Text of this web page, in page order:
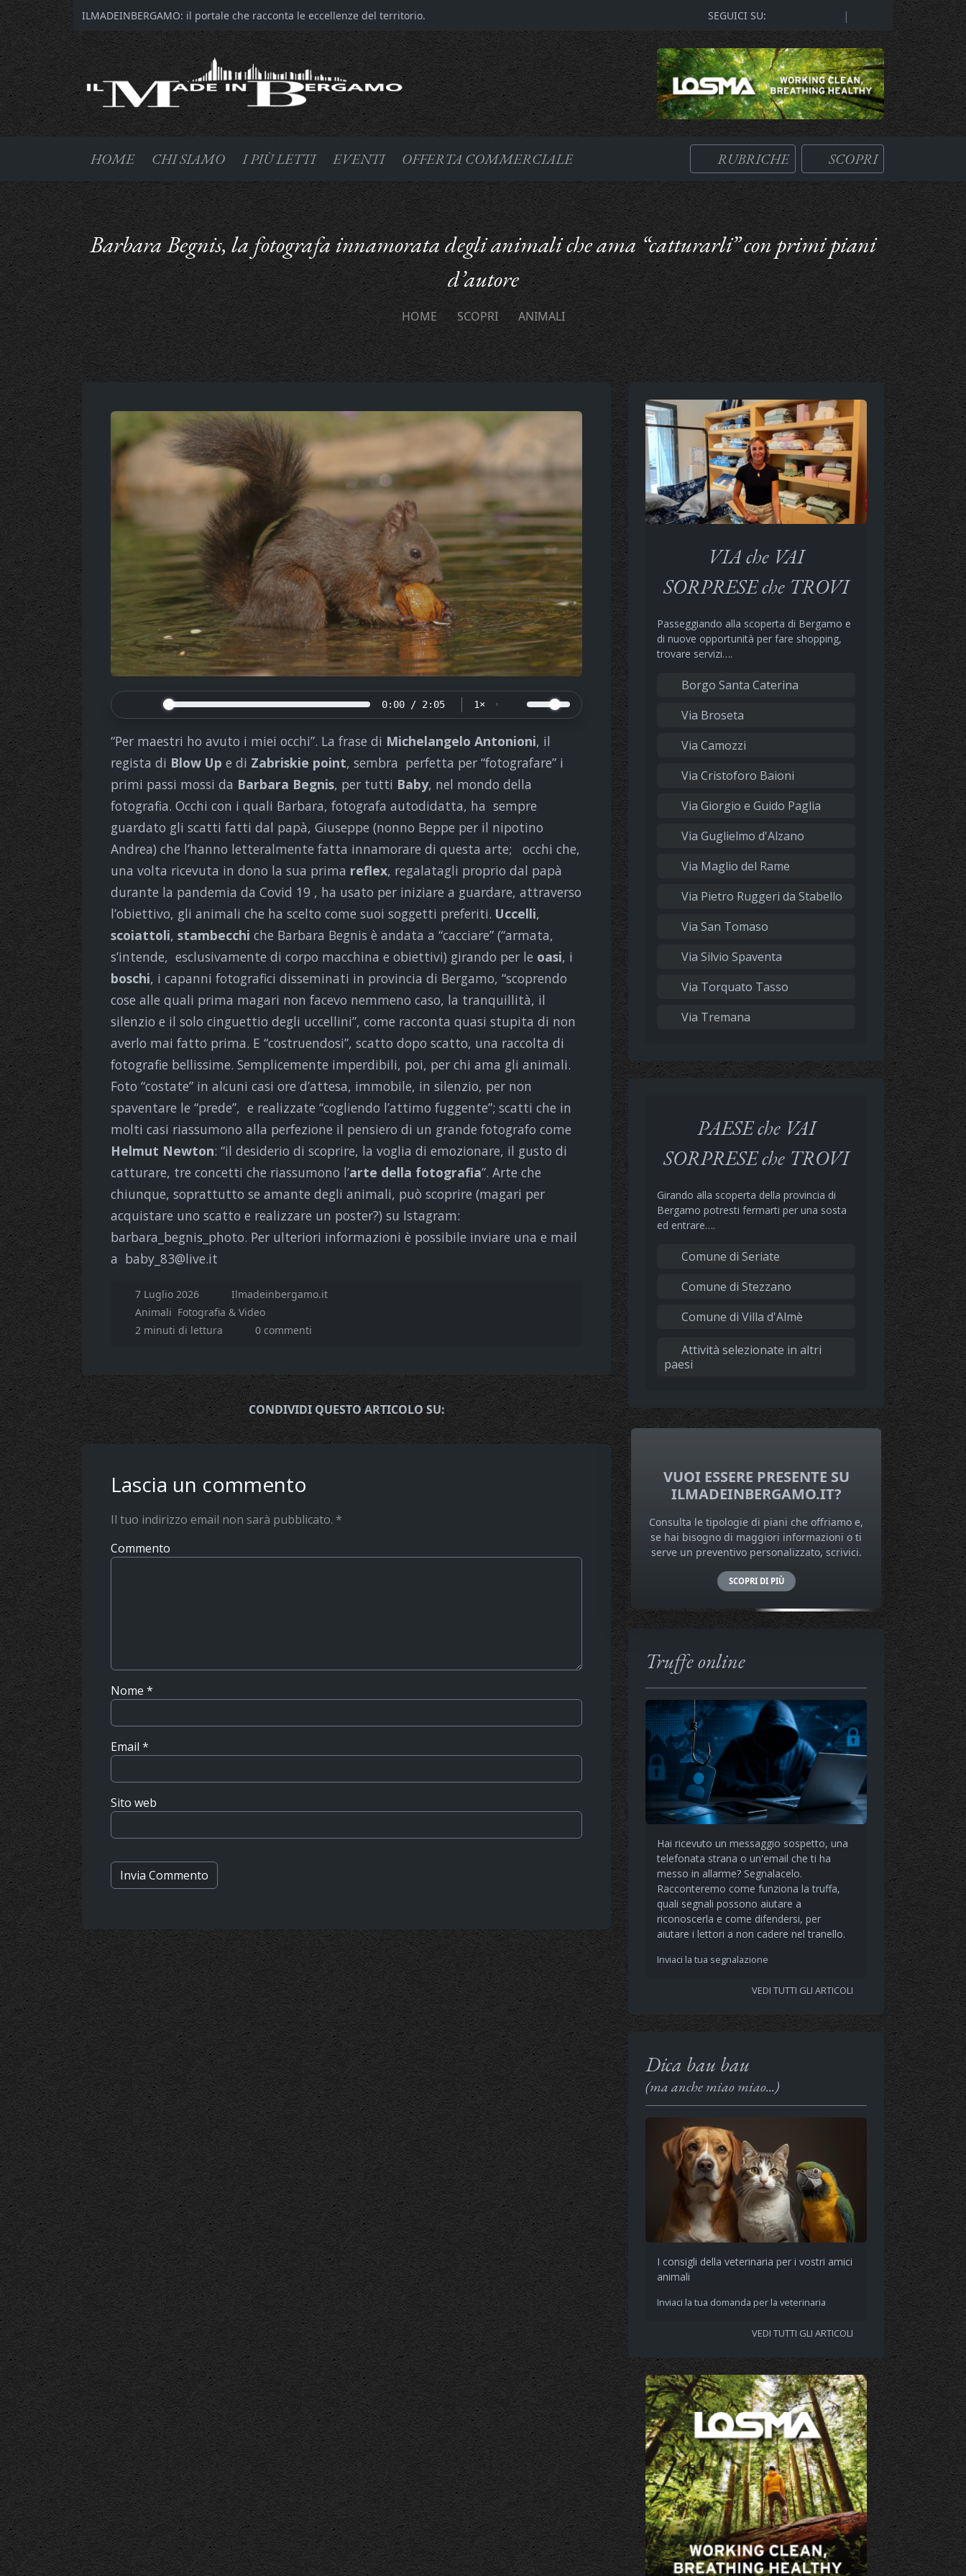
ILMADEINBERGAMO: il portale che racconta le eccellenze del territorio. SEGUICI SU: |
HOME CHI SIAMO I PIÙ LETTI EVENTI OFFERTA COMMERCIALE RUBRICHE SCOPRI
Barbara Begnis, la fotografa innamorata degli animali che ama “catturarli” con primi piani
d’autore
HOME SCOPRI ANIMALI
0:00 / 2:05 1×
“Per maestri ho avuto i miei occhi”. La frase di Michelangelo Antonioni, il
regista di Blow Up e di Zabriskie point, sembra perfetta per “fotografare” i
primi passi mossi da Barbara Begnis, per tutti Baby, nel mondo della
fotografia. Occhi con i quali Barbara, fotografa autodidatta, ha sempre
guardato gli scatti fatti dal papà, Giuseppe (nonno Beppe per il nipotino
Andrea) che l’hanno letteralmente fatta innamorare di questa arte; occhi che,
una volta ricevuta in dono la sua prima reflex, regalatagli proprio dal papà
durante la pandemia da Covid 19 , ha usato per iniziare a guardare, attraverso
l’obiettivo, gli animali che ha scelto come suoi soggetti preferiti. Uccelli,
scoiattoli, stambecchi che Barbara Begnis è andata a “cacciare” (“armata,
s’intende, esclusivamente di corpo macchina e obiettivi) girando per le oasi, i
boschi, i capanni fotografici disseminati in provincia di Bergamo, “scoprendo
cose alle quali prima magari non facevo nemmeno caso, la tranquillità, il
silenzio e il solo cinguettio degli uccellini”, come racconta quasi stupita di non
averlo mai fatto prima. E “costruendosi”, scatto dopo scatto, una raccolta di
fotografie bellissime. Semplicemente imperdibili, poi, per chi ama gli animali.
Foto “costate” in alcuni casi ore d’attesa, immobile, in silenzio, per non
spaventare le “prede”, e realizzate “cogliendo l’attimo fuggente”; scatti che in
molti casi riassumono alla perfezione il pensiero di un grande fotografo come
Helmut Newton: “il desiderio di scoprire, la voglia di emozionare, il gusto di
catturare, tre concetti che riassumono l’arte della fotografia”. Arte che
chiunque, soprattutto se amante degli animali, può scoprire (magari per
acquistare uno scatto e realizzare un poster?) su Istagram:
barbara_begnis_photo. Per ulteriori informazioni è possibile inviare una e mail
a baby_83@live.it
7 Luglio 2026
Ilmadeinbergamo.it
Animali Fotografia & Video
2 minuti di lettura
0 commenti
CONDIVIDI QUESTO ARTICOLO SU:
Lascia un commento
Il tuo indirizzo email non sarà pubblicato. *
Commento
Nome *
Email *
Sito web
VIA che VAI
SORPRESE che TROVI
Passeggiando alla scoperta di Bergamo e
di nuove opportunità per fare shopping,
trovare servizi….
Borgo Santa Caterina
Via Broseta
Via Camozzi
Via Cristoforo Baioni
Via Giorgio e Guido Paglia
Via Guglielmo d'Alzano
Via Maglio del Rame
Via Pietro Ruggeri da Stabello
Via San Tomaso
Via Silvio Spaventa
Via Torquato Tasso
Via Tremana
PAESE che VAI
SORPRESE che TROVI
Girando alla scoperta della provincia di
Bergamo potresti fermarti per una sosta
ed entrare….
Comune di Seriate
Comune di Stezzano
Comune di Villa d'Almè
Attività selezionate in altri
paesi
VUOI ESSERE PRESENTE SU
ILMADEINBERGAMO.IT?
Consulta le tipologie di piani che offriamo e,
se hai bisogno di maggiori informazioni o ti
serve un preventivo personalizzato, scrivici.
SCOPRI DI PIÙ
Truffe online
Hai ricevuto un messaggio sospetto, una
telefonata strana o un'email che ti ha
messo in allarme? Segnalacelo.
Racconteremo come funziona la truffa,
quali segnali possono aiutare a
riconoscerla e come difendersi, per
aiutare i lettori a non cadere nel tranello.
Inviaci la tua segnalazione
VEDI TUTTI GLI ARTICOLI
Dica bau bau
(ma anche miao miao...)
I consigli della veterinaria per i vostri amici
animali
Inviaci la tua domanda per la veterinaria
VEDI TUTTI GLI ARTICOLI